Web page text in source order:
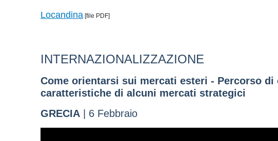
Locandina [file PDF]
INTERNAZIONALIZZAZIONE
Come orientarsi sui mercati esteri - Percorso di
caratteristiche di alcuni mercati strategici
GRECIA | 6 Febbraio